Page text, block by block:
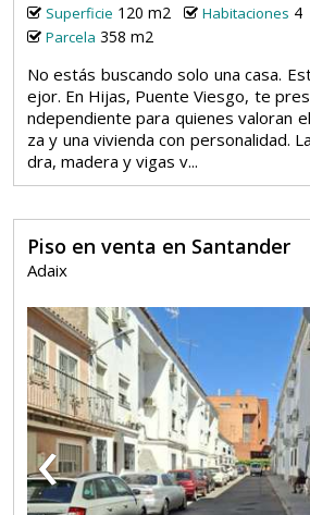
Superficie 120 m2 Habitaciones 4
Parcela 358 m2
No estás buscando solo una casa.
ejor. En Hijas, Puente Viesgo, te
ndependiente para quienes valoran
za y una vivienda con personalidad.
dra, madera y vigas v...
Piso en venta en Santander
Adaix
‹